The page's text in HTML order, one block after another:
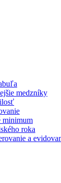
medzníky
minimum
roka
a